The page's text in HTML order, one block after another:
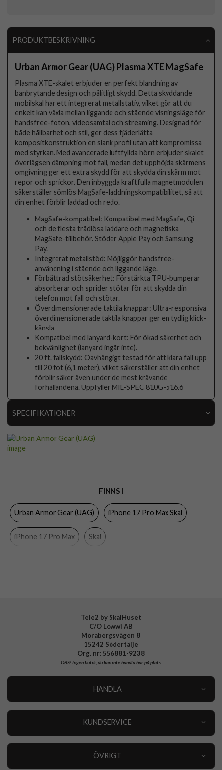
PRODUKTBESKRIVNING
Urban Armor Gear (UAG) Plasma XTE MagSafe
Plasma XTE-skalet erbjuder en perfekt blandning av
banbrytande design och pålitligt skydd. Detta skyddande
mobilskal har ett integrerat metallstativ, vilket gör att du
enkelt kan växla mellan liggande och stående visningsläge för
handsfree-foton, videosamtal och streaming. Designad för
både hållbarhet och stil, ger dess fjäderlätta
kompositkonstruktion en slank profil utan att kompromissa
med styrkan. Med avancerade luftfyllda hörn erbjuder skalet
överlägsen dämpning mot fall, medan det upphöjda skärmens
omgivning ger ett extra skydd för att skydda din skärm mot
repor och sprickor. Den inbyggda kraftfulla magnetmodulen
säkerställer sömlös MagSafe-laddningskompatibilitet, så att
din enhet förblir laddad och redo.
MagSafe-kompatibel: Kompatibel med MagSafe, Qi
och de flesta trådlösa laddare och magnetiska
MagSafe-tillbehör. Stöder Apple Pay och Samsung
Pay.
Integrerat metallstöd: Möjliggör handsfree-
användning i stående och liggande läge.
Förbättrad stötsäkerhet: Förstärkta TPU-bumperar
absorberar och sprider stötar för att skydda din
telefon mot fall och stötar.
Överdimensionerade taktila knappar: Ultra-responsiva
överdimensionerade taktila knappar ger en tydlig klick-
känsla.
Kompatibel med lanyard-kort: För ökad säkerhet och
bekvämlighet (lanyard ingår inte).
20 ft. fallskydd: Oavhängigt testad för att klara fall upp
till 20 fot (6,1 meter), vilket säkerställer att din enhet
förblir säker även under de mest krävande
förhållandena. Uppfyller MIL-SPEC 810G-516.6
SPECIFIKATIONER
Artikelnummer
Passar till
MagSafe-kompatibel, Stativfunktion, Stöttålig
Färg Genomskinlig, Grå
Material Hårdplast (PC), Mjukplast (TPU)
Varumärke
FINNS I
Urban Armor Gear (UAG) iPhone 17 Pro Max Skal
iPhone 17 Pro Max Skal
Tele2 by SkalHuset
C/O Lowwi AB
Morabergsvägen 8
15242 Södertälje
Org. nr: 556881-9238
OBS!Ingen butik, du kan inte handla här på plats
HANDLA
KUNDSERVICE
ÖVRIGT